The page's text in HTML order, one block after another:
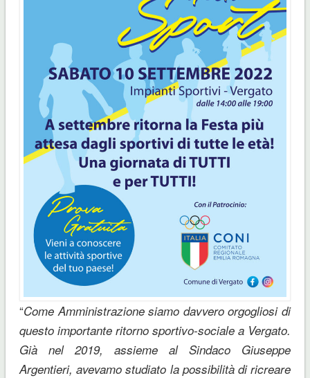
“Come Amministrazione siamo davvero orgogliosi di
questo importante ritorno sportivo-sociale a Vergato.
Già nel 2019, assieme al Sindaco Giuseppe
Argentieri, avevamo studiato la possibilità di ricreare